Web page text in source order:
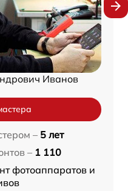
Иванов
– 5 лет
– 1 110
фотоаппаратов и